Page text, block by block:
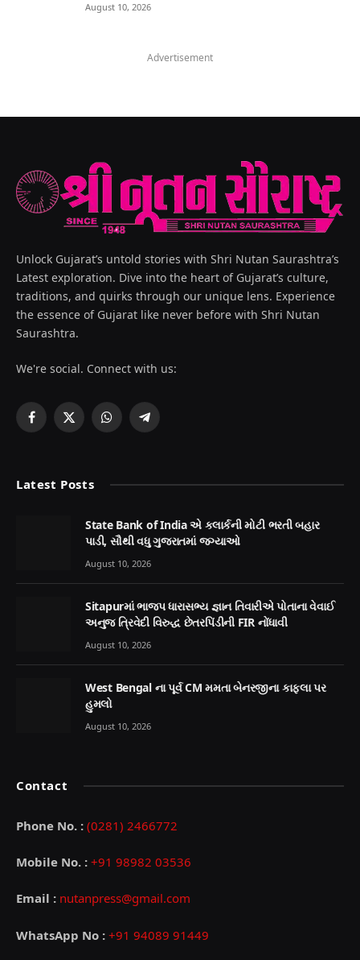
August 10, 2026
Advertisement
Unlock Gujarat’s untold stories with Shri Nutan Saurashtra’s
Latest exploration. Dive into the heart of Gujarat’s culture,
traditions, and quirks through our unique lens. Experience
the essence of Gujarat like never before with Shri Nutan
Saurashtra.
We're social. Connect with us:
Facebook
X
WhatsAppTelegram
Latest Posts
State Bank of India એ ક્લાર્કની મોટી ભરતી બહાર
પાડી, સૌથી વધુ ગુજરાતમાં જગ્યાઓ
August 10, 2026
Sitapurમાં ભાજપ ધારાસભ્ય જ્ઞાન તિવારીએ પોતાના વેવાઈ
અનુજ ત્રિવેદી વિરુદ્ધ છેતરપિંડીની FIR નોંધાવી
August 10, 2026
West Bengal ના પૂર્વ CM મમતા બેનરજીના કાફલા પર
હુમલો
August 10, 2026
Contact
Phone No. : (0281) 2466772
Mobile No. : +91 98982 03536
Email : nutanpress@gmail.com
WhatsApp No : +91 94089 91449